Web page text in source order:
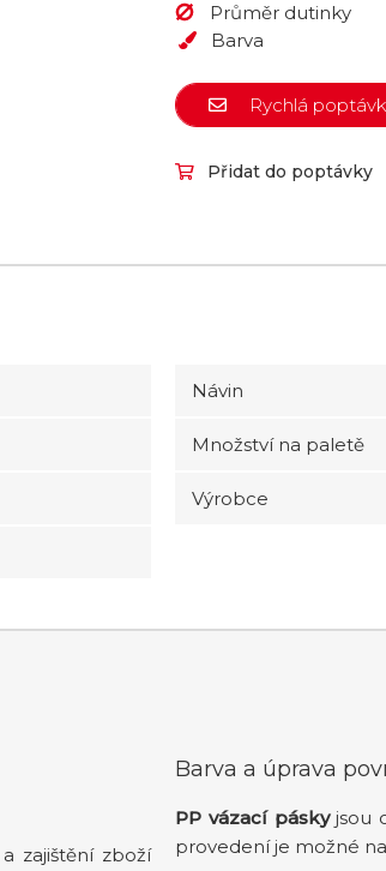
Průměr dutinky
Barva
Rychlá
Přidat do poptávky
Návin
Množství na paletě
Výrobce
zajištění zboží
Barva a úprava
PP vázací páskyjsou
provedení je možné